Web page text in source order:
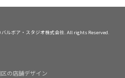
ルボア・スタジオ株式会社. All rights Reserved.
の店舗デザイン